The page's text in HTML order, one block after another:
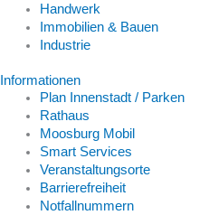
Handwerk
Immobilien & Bauen
Industrie
Informationen
Plan Innenstadt / Parken
Rathaus
Moosburg Mobil
Smart Services
Veranstaltungsorte
Barrierefreiheit
Notfallnummern